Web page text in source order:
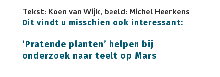
Tekst: Koen van Wijk, beeld: Michel Heerkens
Dit vindt u misschien ook interessant:
‘Pratende planten’ helpen bij
onderzoek naar teelt op Mars